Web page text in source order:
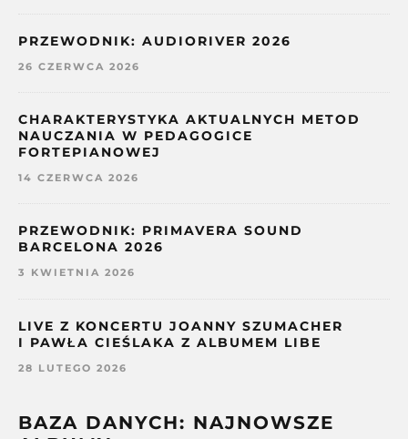
PRZEWODNIK: AUDIORIVER 2026
26 CZERWCA 2026
CHARAKTERYSTYKA AKTUALNYCH METOD
NAUCZANIA W PEDAGOGICE
FORTEPIANOWEJ
14 CZERWCA 2026
PRZEWODNIK: PRIMAVERA SOUND
BARCELONA 2026
3 KWIETNIA 2026
LIVE Z KONCERTU JOANNY SZUMACHER
I PAWŁA CIEŚLAKA Z ALBUMEM LIBE
28 LUTEGO 2026
BAZA DANYCH: NAJNOWSZE